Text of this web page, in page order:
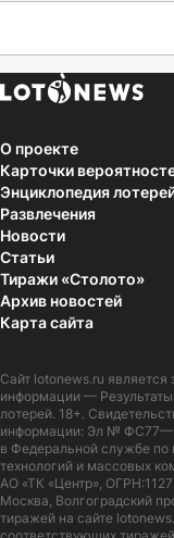
О проекте
Карточки
Энциклопедия
Развлечения
Новости
Статьи
Тиражи «Столото»
Архив новостей
Карта сайта
Сайт lotonews.ru является
информации —
лотерей. 18+.
информации: Эл №
в Федеральной службе по
технологий и массовых
АО «ТК «Центр»,
Москва, Волгоградский
тиражей на сайте